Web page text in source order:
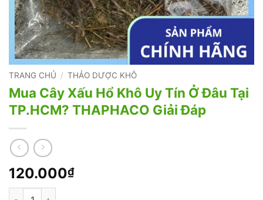
TRANG CHỦ / THẢO DƯỢC KHÔ
Mua Cây Xấu Hổ Khô Uy Tín Ở Đâu Tại
TP.HCM? THAPHACO Giải Đáp
120.000₫
Mua Cây Xấu Hổ Khô Uy Tín Ở Đâu Tại TP.HCM? THAPHACO